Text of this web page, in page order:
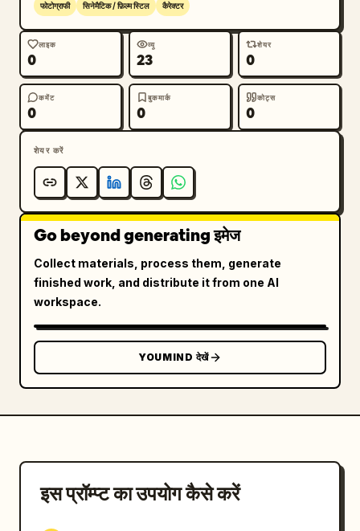
फोटोग्राफी सिनेमैटिक / फ़िल्म स्टिल कैरेक्टर
लाइक
0
व्यू
23
शेयर
0
कमेंट
0
बुकमार्क
0
कोट्स
0
शेयर करें
Go beyond generating इमेज
Collect materials, process them, generate
finished work, and distribute it from one AI
workspace.
YOUMIND देखें
इस प्रॉम्प्ट का उपयोग कैसे करें